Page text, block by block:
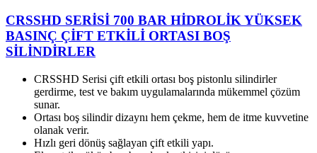
CRSSHD SERİSİ 700 BAR HİDROLİK YÜKSEK
BASINÇ ÇİFT ETKİLİ ORTASI BOŞ
SİLİNDİRLER
CRSSHD Serisi çift etkili ortası boş pistonlu silindirler
gerdirme, test ve bakım uygulamalarında mükemmel çözüm
sunar.
Ortası boş silindir dizaynı hem çekme, hem de itme kuvvetine
olanak verir.
Hızlı geri dönüş sağlayan çift etkili yapı.